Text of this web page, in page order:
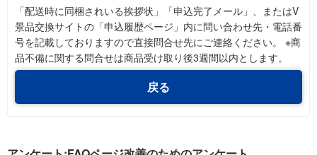
「配送時に同梱されいる挨拶状」「申込完了メール」、またはV
景品交換サイトの「申込履歴ページ」内に問い合わせ先・電話番
号を記載しておりますので直接問合せ先にご連絡ください。 ※商
品不備に関する問合せは商品受け取り後3週間以内とします。
戻る